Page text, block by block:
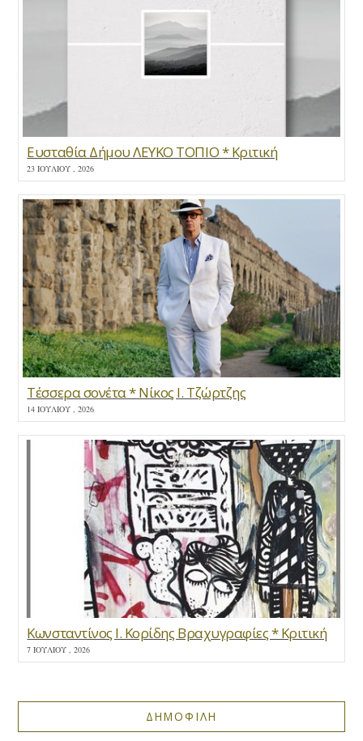
Ευσταθία Δήμου ΛΕΥΚΟ ΤΟΠΙΟ * Κριτική
23 ΙΟΥΛΊΟΥ , 2026
Τέσσερα σονέτα * Νίκος Ι. Τζώρτζης
14 ΙΟΥΛΊΟΥ , 2026
Κωνσταντίνος Ι. Κορίδης Βραχυγραφίες * Κριτική
7 ΙΟΥΛΊΟΥ , 2026
ΔΗΜΟΦΙΛΗ